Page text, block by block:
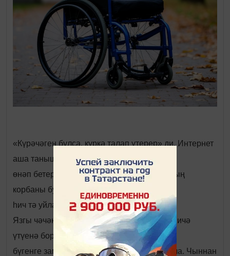
«Күрәчәгең булса, күркә талап үтерер» ди. Интернет
аша танышуларны
өнәп бетермәгән Алия үзе дә әлеге ысулның
корбаны булырмын дип
һич тә уйламаган иде.
Язгы чәчәк кебек гүзәл яшьлегенең сизелмичә
үтүенә борчылган Алиягә
бүгенге замананың хикмәтләре кызык тоела. Чыннан